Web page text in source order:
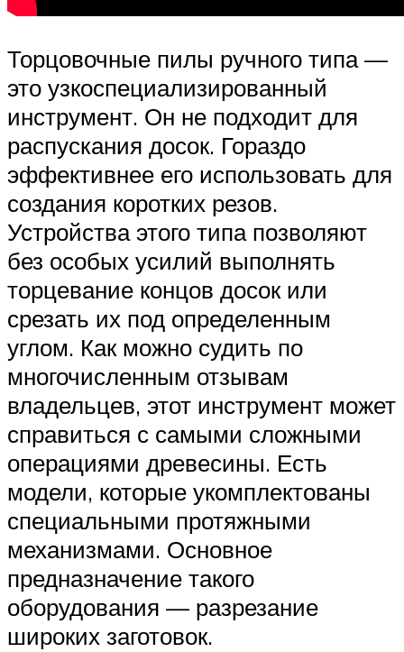
Торцовочные пилы ручного типа —
это узкоспециализированный
инструмент. Он не подходит для
распускания досок. Гораздо
эффективнее его использовать для
создания коротких резов.
Устройства этого типа позволяют
без особых усилий выполнять
торцевание концов досок или
срезать их под определенным
углом. Как можно судить по
многочисленным отзывам
владельцев, этот инструмент может
справиться с самыми сложными
операциями древесины. Есть
модели, которые укомплектованы
специальными протяжными
механизмами. Основное
предназначение такого
оборудования — разрезание
широких заготовок.